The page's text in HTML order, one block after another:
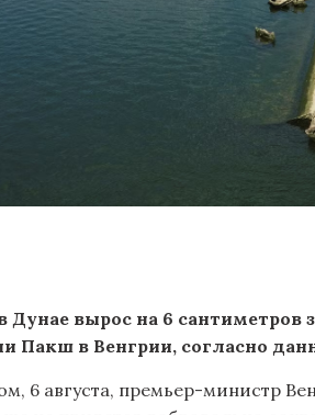
Дунае вырос на 6 сантиметров
Пакш в Венгрии, согласно
6 августа, премьер-министр